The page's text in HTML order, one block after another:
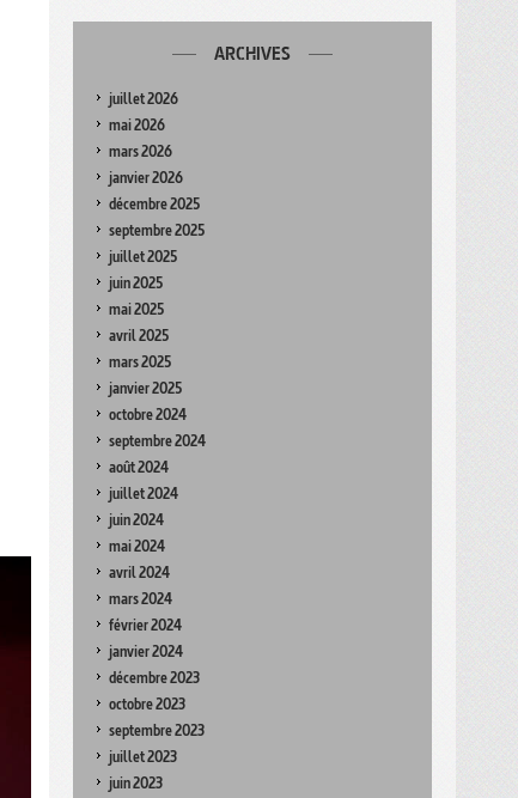
ARCHIVES
juillet 2026
mai 2026
mars 2026
janvier 2026
décembre 2025
septembre 2025
juillet 2025
juin 2025
mai 2025
avril 2025
mars 2025
janvier 2025
octobre 2024
septembre 2024
août 2024
juillet 2024
juin 2024
mai 2024
avril 2024
mars 2024
février 2024
janvier 2024
décembre 2023
octobre 2023
septembre 2023
juillet 2023
juin 2023